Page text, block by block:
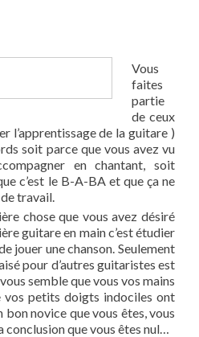
Vous
faites
partie
de ceux
l’apprentissage de la guitare )
soit parce que vous avez vu
en chantant, soit
c’est le B-A-BA et que ça ne
travail.
chose que vous avez désiré
guitare en main c’est étudier
jouer une chanson. Seulement
pour d’autres guitaristes est
semble que vous vos mains
vos petits doigts indociles ont
novice que vous êtes, vous
conclusion que vous êtes nul…